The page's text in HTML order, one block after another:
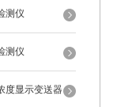
测仪
测仪
度显示变送器